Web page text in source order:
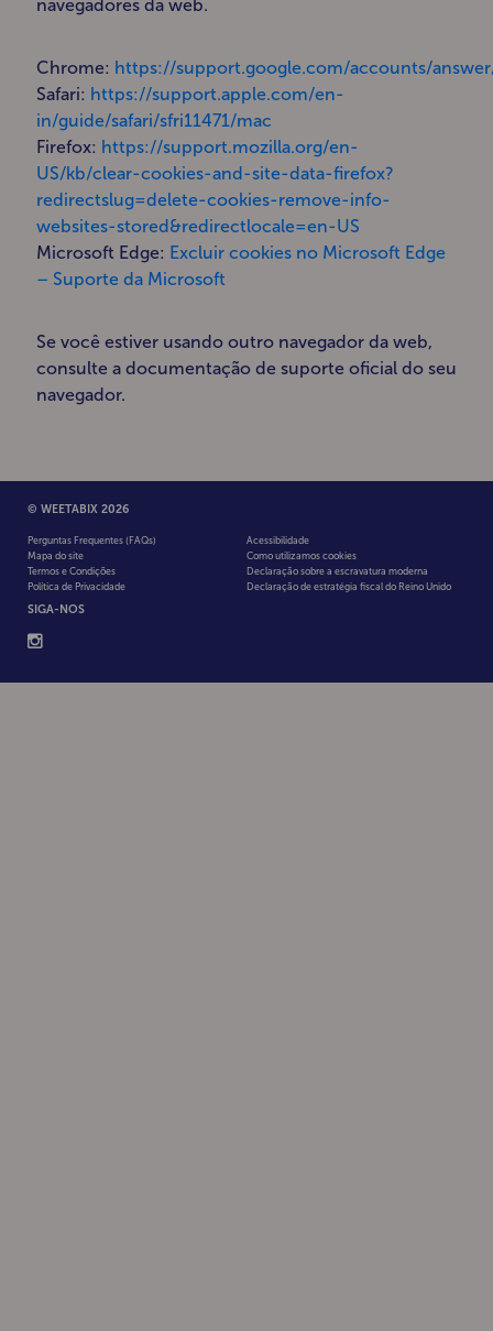
navegadores da web.
Chrome: https://support.google.com/accounts/
Safari: https://support.apple.com/en-
in/guide/safari/sfri11471/mac
Firefox: https://support.mozilla.org/en-
US/kb/clear-cookies-and-site-data-firefox?
redirectslug=delete-cookies-remove-info-
websites-stored&redirectlocale=en-US
Microsoft Edge: Excluir cookies no Microsoft Edge
– Suporte da Microsoft
Se você estiver usando outro navegador da web,
consulte a documentação de suporte oficial do seu
navegador.
© WEETABIX 2026
Perguntas Frequentes (FAQs)
Mapa do site
Termos e Condições
Política de Privacidade
Acessibilidade
Como utilizamos cookies
Declaração sobre a escravatura moderna
Declaração de estratégia fiscal do Reino Unido
SIGA-NOS